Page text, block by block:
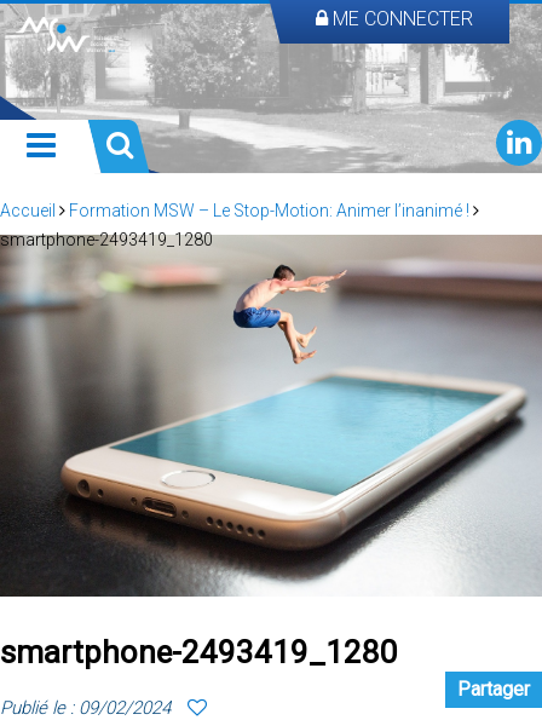
ME CONNECTER
Accueil
Formation MSW – Le Stop-Motion: Animer l’inanimé !
smartphone-2493419_1280
smartphone-2493419_1280
Publié le : 09/02/2024
Partager